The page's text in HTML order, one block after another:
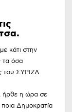
κάτι στην
τα όσα
του ΣΥΡΙΖΑ
ήρθε η ώρα σε
Δημοκρατία